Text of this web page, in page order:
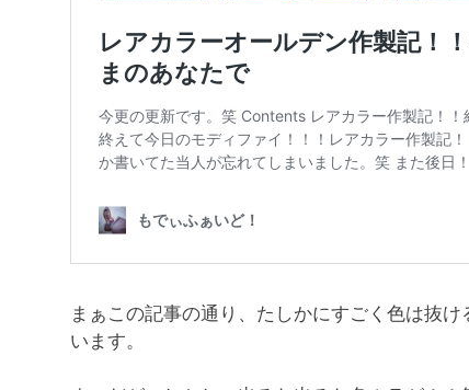
まぁこの記事の通り、たしかにすごく色は抜
います。